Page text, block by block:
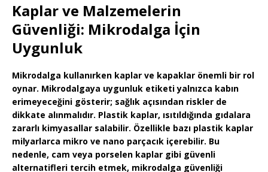
Kaplar ve Malzemelerin
Güvenliği: Mikrodalga İçin
Uygunluk
Mikrodalga kullanırken kaplar ve kapaklar önemli bir rol
oynar. Mikrodalgaya uygunluk etiketi yalnızca kabın
erimeyeceğini gösterir; sağlık açısından riskler de
dikkate alınmalıdır. Plastik kaplar, ısıtıldığında gıdalara
zararlı kimyasallar salabilir. Özellikle bazı plastik kaplar
milyarlarca mikro ve nano parçacık içerebilir. Bu
nedenle, cam veya porselen kaplar gibi güvenli
alternatifleri tercih etmek, mikrodalga güvenliği